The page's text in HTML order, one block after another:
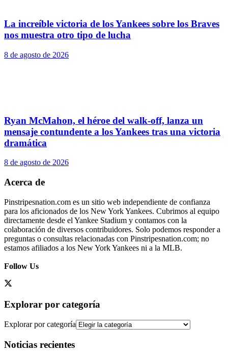
La increíble victoria de los Yankees sobre los Braves
nos muestra otro tipo de lucha
8 de agosto de 2026
Ryan McMahon, el héroe del walk-off, lanza un
mensaje contundente a los Yankees tras una victoria
dramática
8 de agosto de 2026
Acerca de
Pinstripesnation.com es un sitio web independiente de confianza
para los aficionados de los New York Yankees. Cubrimos al equipo
directamente desde el Yankee Stadium y contamos con la
colaboración de diversos contribuidores. Solo podemos responder a
preguntas o consultas relacionadas con Pinstripesnation.com; no
estamos afiliados a los New York Yankees ni a la MLB.
Follow Us
Explorar por categoría
Explorar por categoría
Noticias recientes